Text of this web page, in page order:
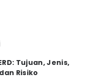
Tujuan, Jenis,
Risiko